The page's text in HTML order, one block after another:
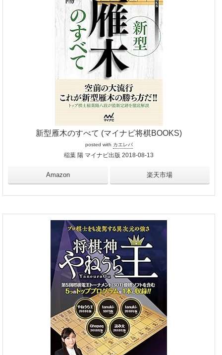
新型雁木のすべて (マイナビ将棋BOOKS)
posted with カエレバ
稲葉 陽 マイナビ出版 2018-08-13
Amazon 楽天市場